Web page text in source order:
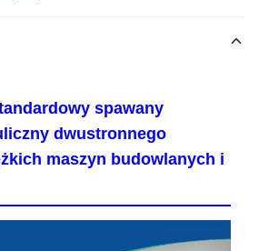
spawany
dwustronnego
maszyn budowlanych i